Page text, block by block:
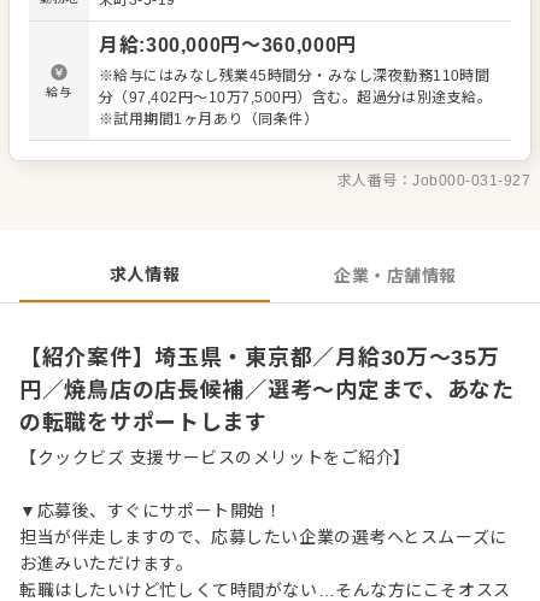
理、電話対応 ・接客、サービス全般 ・売上管理、在庫管理
・スタッフの育成やマネジメント、シフト管理 など 入社
後はスキルに合わせた業務からお任せしますので、徐々に
仕事の幅を広げていきましょう。成長をしっかりサポート
しますので、経験に関わらず安心してスタートできる環境
です。 ゆくゆくはさらにステップアップなどめざせます。
給与
月給:300,000円〜360,000円
※給与にはみなし残業45時間分・みなし深夜勤務110時間
分（97,402円～10万7,500円）含む。超過分は別途支給。
※試用期間1ヶ月あり（同条件）
求人番号：Job000-031-927
求人情報 企業・店舗情報
【紹介案件】埼玉県・東京都／月給30万～35万
円／焼鳥店の店長候補／選考～内定まで、あなた
の転職をサポートします
【クックビズ 支援サービスのメリットをご紹介】
▼応募後、すぐにサポート開始！
担当が伴走しますので、応募したい企業の選考へとスムーズに
お進みいただけます。
転職はしたいけど忙しくて時間がない…そんな方にこそオスス